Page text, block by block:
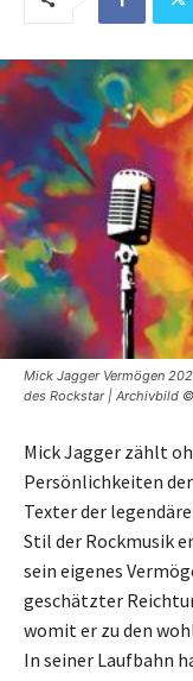
Mick Jagger Vermögen
des Rockstar | Archivbild
Mick Jagger zählt
Persönlichkeiten
Texter der
Stil der Rockmusik
sein eigenes
geschätzter
womit er zu den
In seiner Laufbahn